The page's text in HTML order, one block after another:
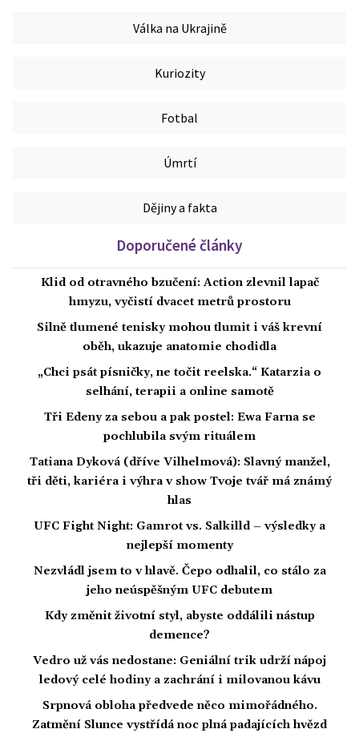
Válka na Ukrajině
Kuriozity
Fotbal
Úmrtí
Dějiny a fakta
Doporučené články
Klid od otravného bzučení: Action zlevnil lapač
hmyzu, vyčistí dvacet metrů prostoru
Silně tlumené tenisky mohou tlumit i váš krevní
oběh, ukazuje anatomie chodidla
„Chci psát písničky, ne točit reelska.“ Katarzia o
selhání, terapii a online samotě
Tři Edeny za sebou a pak postel: Ewa Farna se
pochlubila svým rituálem
Tatiana Dyková (dříve Vilhelmová): Slavný manžel,
tři děti, kariéra i výhra v show Tvoje tvář má známý
hlas
UFC Fight Night: Gamrot vs. Salkilld – výsledky a
nejlepší momenty
Nezvládl jsem to v hlavě. Čepo odhalil, co stálo za
jeho neúspěšným UFC debutem
Kdy změnit životní styl, abyste oddálili nástup
demence?
Vedro už vás nedostane: Geniální trik udrží nápoj
ledový celé hodiny a zachrání i milovanou kávu
Srpnová obloha předvede něco mimořádného.
Zatmění Slunce vystřídá noc plná padajících hvězd